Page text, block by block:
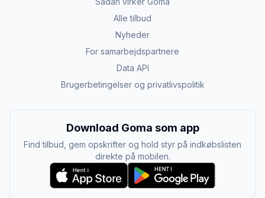
Alle tilbud
Nyheder
For samarbejdspartnere
Data API
Brugerbetingelser og privatlivspolitik
Download Goma som app
Find tilbud, gem opskrifter og hold styr på indkøbslisten
direkte på mobilen.